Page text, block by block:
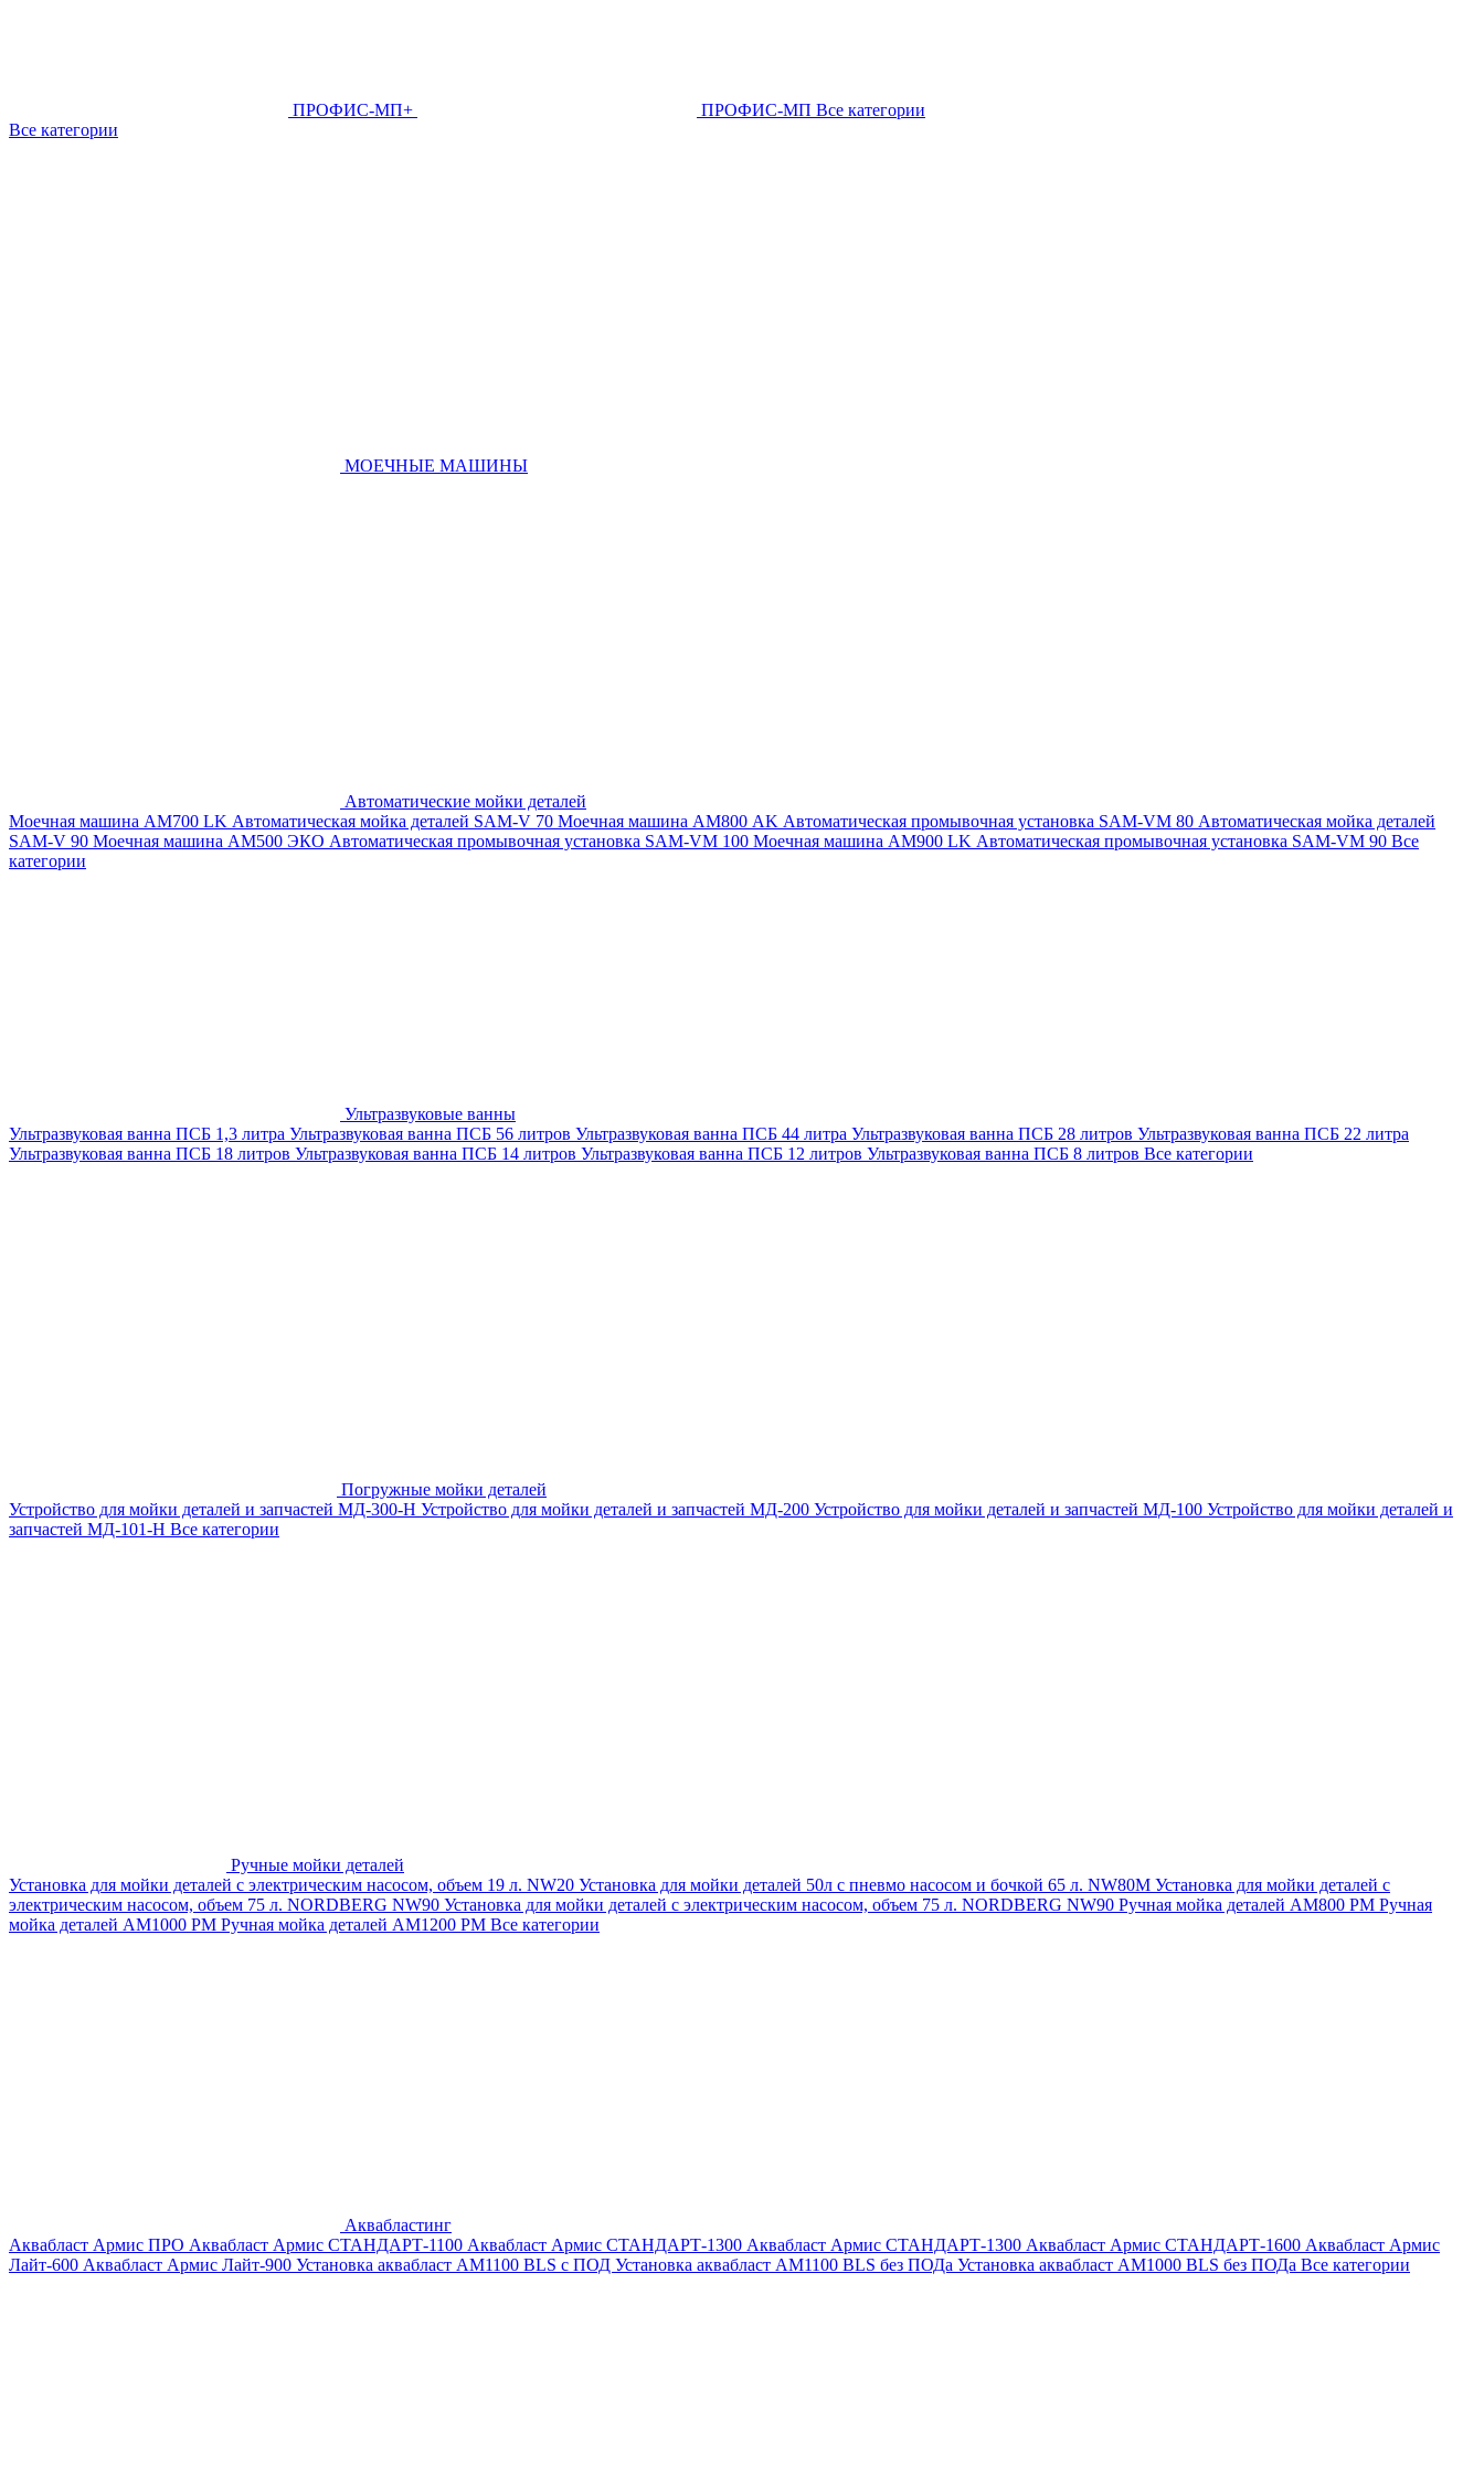
ПРОФИС-МП+ ПРОФИС-МП Все категории
Все категории
МОЕЧНЫЕ МАШИНЫ
Автоматические мойки деталей
Моечная машина AM700 LK Автоматическая мойка деталей SAM-V 70 Моечная машина АМ800 AK Автоматическая промывочная установка SAM-VM 80 Автоматическая мойка деталей
SAM-V 90 Моечная машина АМ500 ЭКО Автоматическая промывочная установка SAM-VM 100 Моечная машина AM900 LK Автоматическая промывочная установка SAM-VM 90 Все
категории
Ультразвуковые ванны
Ультразвуковая ванна ПСБ 1,3 литра Ультразвуковая ванна ПСБ 56 литров Ультразвуковая ванна ПСБ 44 литра Ультразвуковая ванна ПСБ 28 литров Ультразвуковая ванна ПСБ 22 литра
Ультразвуковая ванна ПСБ 18 литров Ультразвуковая ванна ПСБ 14 литров Ультразвуковая ванна ПСБ 12 литров Ультразвуковая ванна ПСБ 8 литров Все категории
Погружные мойки деталей
Устройство для мойки деталей и запчастей МД-300-H Устройство для мойки деталей и запчастей МД-200 Устройство для мойки деталей и запчастей МД-100 Устройство для мойки деталей и
запчастей МД-101-Н Все категории
Ручные мойки деталей
Установка для мойки деталей с электрическим насосом, объем 19 л. NW20 Установка для мойки деталей 50л с пневмо насосом и бочкой 65 л. NW80M Установка для мойки деталей с
электрическим насосом, объем 75 л. NORDBERG NW90 Установка для мойки деталей с электрическим насосом, объем 75 л. NORDBERG NW90 Ручная мойка деталей АМ800 РМ Ручная
мойка деталей АМ1000 РМ Ручная мойка деталей АМ1200 РМ Все категории
Аквабластинг
Аквабласт Армис ПРО Аквабласт Армис СТАНДАРТ-1100 Аквабласт Армис СТАНДАРТ-1300 Аквабласт Армис СТАНДАРТ-1300 Аквабласт Армис СТАНДАРТ-1600 Аквабласт Армис
Лайт-600 Аквабласт Армис Лайт-900 Установка аквабласт AM1100 BLS с ПОД Установка аквабласт AM1100 BLS без ПОДа Установка аквабласт AM1000 BLS без ПОДа Все категории